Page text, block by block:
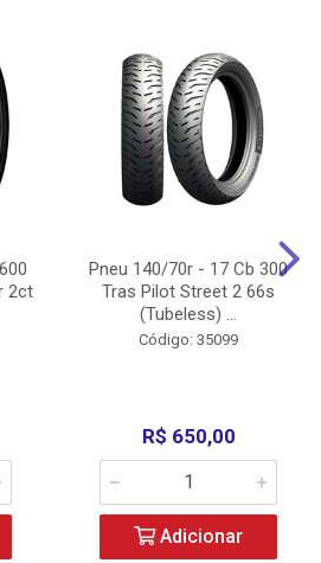
2ct
Pneu 140/70r - 17 Cb 300
Tras Pilot Street 2 66s
(Tubeless) ...
Código: 35099
R$ 650,00
Adicionar